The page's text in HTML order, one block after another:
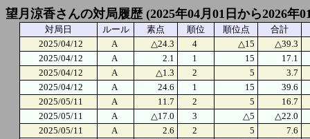
望月涼香さんの対局履歴 (2025年04月01日から2026年
対局日 ルール 素点 順位 順位点
合計
2025/04/12
A △24.3 4 △15
△39.3
2025/04/12
A 2.1 1 15
17.1
2025/04/12
A △1.3 2 5
3.7
2025/04/12
A 24.6 1 15
39.6
2025/05/11
A 11.7 2 5
16.7
2025/05/11
A △17.0 3 △5
△22.0
2025/05/11
A 2.6 2 5
7.6